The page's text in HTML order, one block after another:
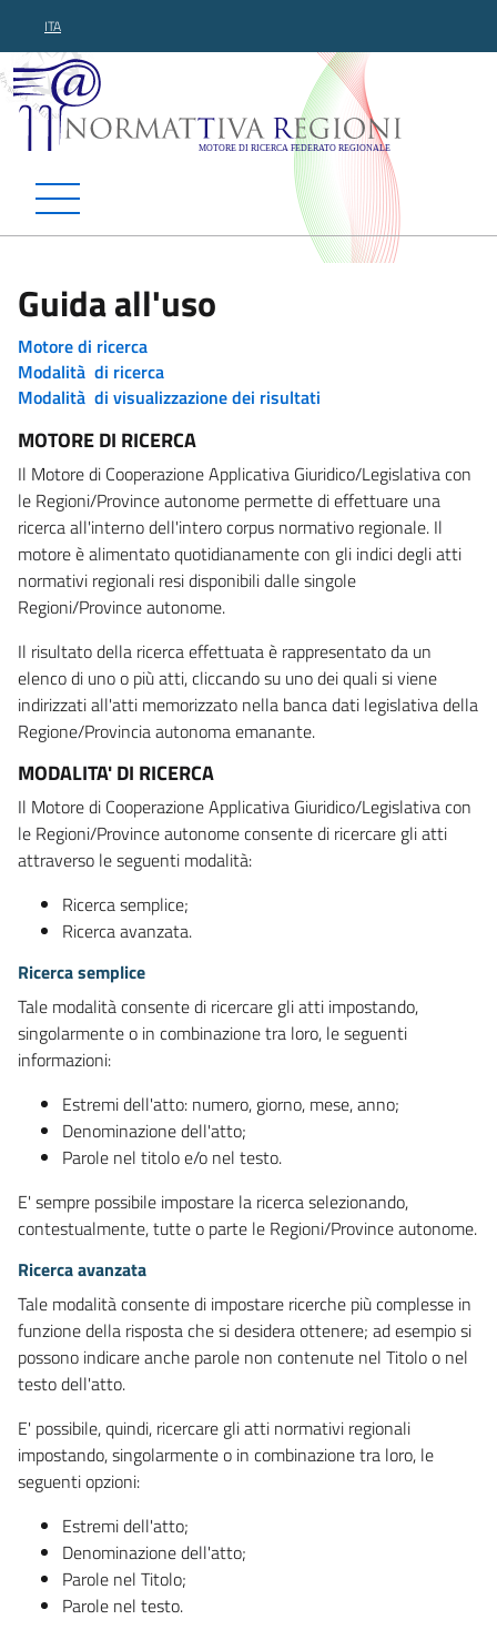
ITA
Normattiva Regioni -
Guida all'uso
Motore di ricerca
Modalità di ricerca
Modalità di visualizzazione dei risultati
MOTORE DI RICERCA
Il Motore di Cooperazione Applicativa Giuridico/Legislativa con
le Regioni/Province autonome permette di effettuare una
ricerca all'interno dell'intero corpus normativo regionale. Il
motore è alimentato quotidianamente con gli indici degli atti
normativi regionali resi disponibili dalle singole
Regioni/Province autonome.
Il risultato della ricerca effettuata è rappresentato da un
elenco di uno o più atti, cliccando su uno dei quali si viene
indirizzati all'atti memorizzato nella banca dati legislativa della
Regione/Provincia autonoma emanante.
MODALITA' DI RICERCA
Il Motore di Cooperazione Applicativa Giuridico/Legislativa con
le Regioni/Province autonome consente di ricercare gli atti
attraverso le seguenti modalità:
Ricerca semplice;
Ricerca avanzata.
Ricerca semplice
Tale modalità consente di ricercare gli atti impostando,
singolarmente o in combinazione tra loro, le seguenti
informazioni:
Estremi dell'atto: numero, giorno, mese, anno;
Denominazione dell'atto;
Parole nel titolo e/o nel testo.
E' sempre possibile impostare la ricerca selezionando,
contestualmente, tutte o parte le Regioni/Province autonome.
Ricerca avanzata
Tale modalità consente di impostare ricerche più complesse in
funzione della risposta che si desidera ottenere; ad esempio si
possono indicare anche parole non contenute nel Titolo o nel
testo dell'atto.
E' possibile, quindi, ricercare gli atti normativi regionali
impostando, singolarmente o in combinazione tra loro, le
seguenti opzioni:
Estremi dell'atto;
Denominazione dell'atto;
Parole nel Titolo;
Parole nel testo.